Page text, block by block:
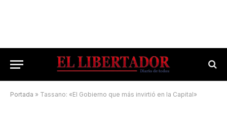
Portada » Tassano: «El Gobierno que más invirtió en la Capital»